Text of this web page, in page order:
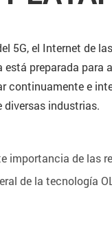
5G, el Internet de
está preparada
continuamente e
industrias.
importancia de las
de la tecnología